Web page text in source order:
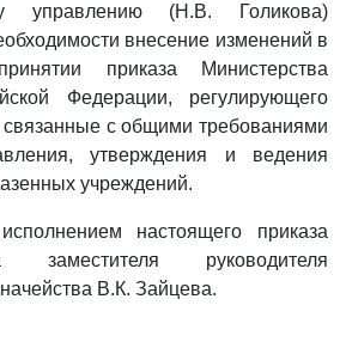
управлению (Н.В. Голикова)
внесение изменений в
приказа Министерства
Федерации, регулирующего
с общими требованиями
утверждения и ведения
учреждений.
настоящего приказа
руководителя
В.К. Зайцева.